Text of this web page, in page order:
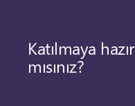
Katılmaya hazır
mısınız?